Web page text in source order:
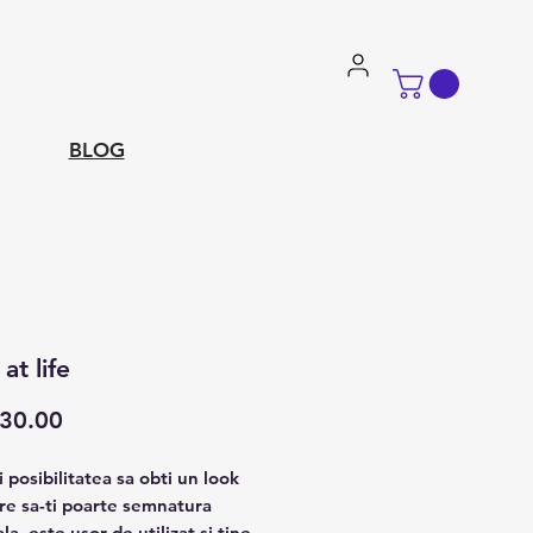
BLOG
at life
posibilitatea sa obti un look
sa-ti poarte semnatura